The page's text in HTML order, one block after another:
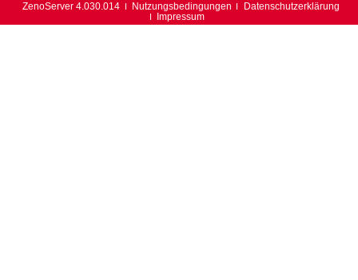
ZenoServer 4.030.014 Nutzungsbedingungen
Datenschutzerklärung
Impressum